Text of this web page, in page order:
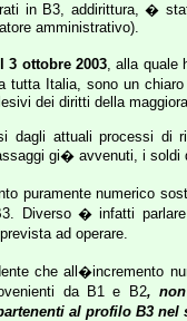
in B3, addirittura, �
amministrativo).
3 ottobre 2003, alla quale
tutta Italia, sono un
dei diritti della
attuali processi di
gi� avvenuti, i soldi
puramente numerico
Diverso � infatti
ad operare.
che all�incremento
da B1 e B2,
al profilo B3 nel